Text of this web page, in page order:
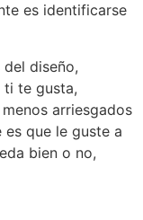
es identificarse
diseño,
ti te gusta,
arriesgados
que le guste a
bien o no,